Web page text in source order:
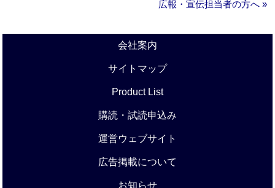
広報・宣伝担当者の方へ »
会社案内
サイトマップ
Product List
購読・試読申込み
運営ウェブサイト
広告掲載について
お知らせ